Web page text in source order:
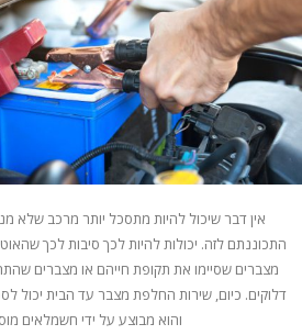
אין דבר שיכול להיות מתסכל יותר מרכב שלא
התכוננתם לזה. יכולות להיות לכך סיבות לכך
מצברים שסיימו את תקופת חייהם או מצברים
דלוקים. כיום, שירות החלפת מצבר עד הבית יכול
והוא מבוצע על ידי חשמלאים